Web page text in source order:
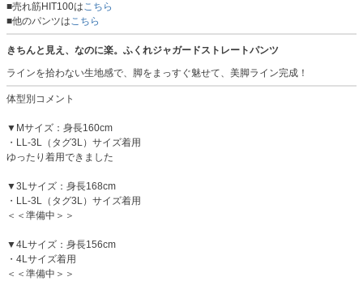
■売れ筋HIT100はこちら
■他のパンツはこちら
きちんと見え、なのに楽。ふくれジャガードストレートパンツ
ラインを拾わない生地感で、脚をまっすぐ魅せて、美脚ライン完成！
体型別コメント
▼Mサイズ：身長160cm
・LL-3L（タグ3L）サイズ着用
ゆったり着用できました
▼3Lサイズ：身長168cm
・LL-3L（タグ3L）サイズ着用
＜＜準備中＞＞
▼4Lサイズ：身長156cm
・4Lサイズ着用
＜＜準備中＞＞